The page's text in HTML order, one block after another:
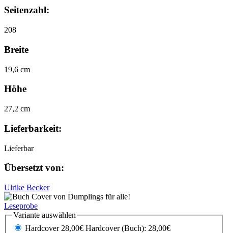
Seitenzahl:
208
Breite
19,6 cm
Höhe
27,2 cm
Lieferbarkeit:
Lieferbar
Übersetzt von:
Ulrike Becker
Leseprobe
Variante auswählen
Hardcover 28,00€
Hardcover (Buch): 28,00€